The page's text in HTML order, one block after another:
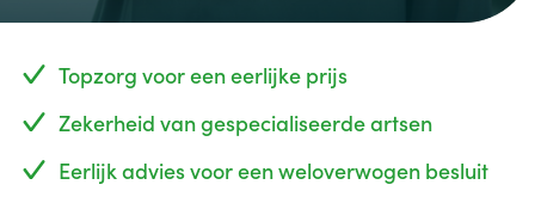
Topzorg voor een eerlijke prijs
Zekerheid van gespecialiseerde artsen
Eerlijk advies voor een weloverwogen besluit